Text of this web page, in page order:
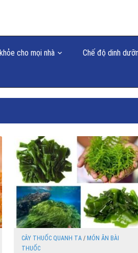
cho mọi nhà
Chế độ dinh
CÂY THUỐC QUANH TA / MÓN ĂN BÀI
THUỐC